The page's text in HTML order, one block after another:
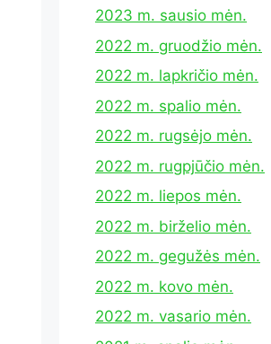
2023 m. sausio mėn.
2022 m. gruodžio mėn.
2022 m. lapkričio mėn.
2022 m. spalio mėn.
2022 m. rugsėjo mėn.
2022 m. rugpjūčio mėn.
2022 m. liepos mėn.
2022 m. birželio mėn.
2022 m. gegužės mėn.
2022 m. kovo mėn.
2022 m. vasario mėn.